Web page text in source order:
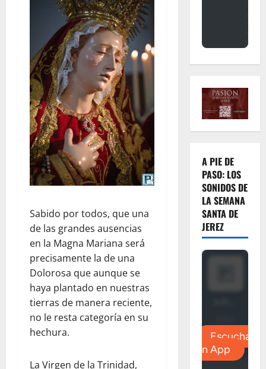
Sabido por todos, que una
de las grandes ausencias
en la Magna Mariana será
precisamente la de una
Dolorosa que aunque se
haya plantado en nuestras
tierras de manera reciente,
no le resta categoría en su
hechura.
La Virgen de la Trinidad,
A PIE DE
PASO: LOS
SONIDOS DE
LA SEMANA
SANTA DE
JEREZ